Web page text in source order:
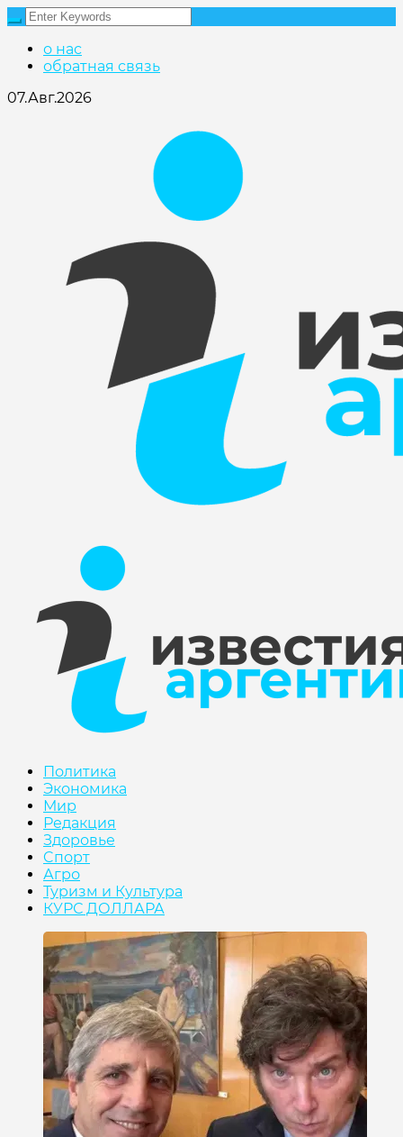
о нас
обратная связь
07.Авг.2026
Политика
Экономика
Мир
Редакция
Здоровье
Cпорт
Агро
Туризм и Культура
КУРС ДОЛЛАРА